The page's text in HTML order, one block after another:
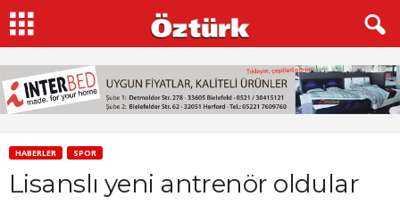
HABERLER SPOR
Lisanslı yeni antrenör oldular